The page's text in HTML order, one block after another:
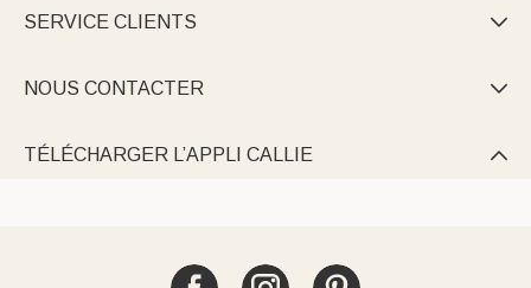
SERVICE CLIENTS 
NOUS CONTACTER 
TÉLÉCHARGER L’APPLI CALLIE 